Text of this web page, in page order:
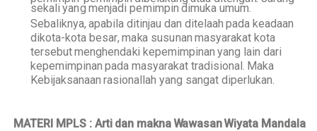
sekali yang menjadi pemimpin dimuka umum.
Sebaliknya, apabila ditinjau dan ditelaah pada keadaan
dikota-kota besar, maka susunan masyarakat kota
tersebutmenghendaki kepemimpinan yang lain dari
kepemimpinan pada masyarakat tradisional Maka
Kebijaksanaan rasionallah yang sangat diperlukan
MATERI MPLS : Arti dan maknaWawasanWiyata Mandala